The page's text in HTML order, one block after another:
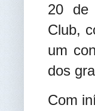
20 de
Club,
um
dos
Com